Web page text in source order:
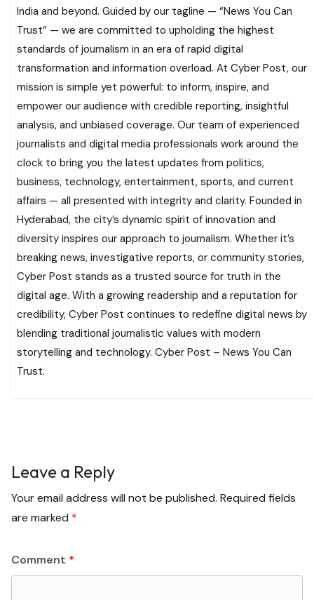
India and beyond. Guided by our tagline — “News You Can
Trust” — we are committed to upholding the highest
standards of journalism in an era of rapid digital
transformation and information overload. At Cyber Post, our
mission is simple yet powerful: to inform, inspire, and
empower our audience with credible reporting, insightful
analysis, and unbiased coverage. Our team of experienced
journalists and digital media professionals work around the
clock to bring you the latest updates from politics,
business, technology, entertainment, sports, and current
affairs — all presented with integrity and clarity. Founded in
Hyderabad, the city’s dynamic spirit of innovation and
diversity inspires our approach to journalism. Whether it’s
breaking news, investigative reports, or community stories,
Cyber Post stands as a trusted source for truth in the
digital age. With a growing readership and a reputation for
credibility, Cyber Post continues to redefine digital news by
blending traditional journalistic values with modern
storytelling and technology. Cyber Post – News You Can
Trust.
Leave a Reply
Your email address will not be published. Required fields
are marked *
Comment *